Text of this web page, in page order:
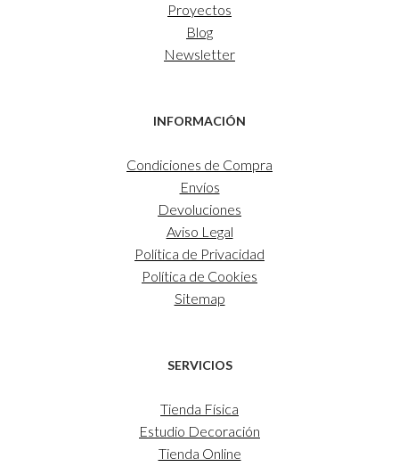
Proyectos
Blog
Newsletter
INFORMACIÓN
Condiciones de Compra
Envíos
Devoluciones
Aviso Legal
Política de Privacidad
Política de Cookies
Sitemap
SERVICIOS
Tienda Física
Estudio Decoración
Tienda Online